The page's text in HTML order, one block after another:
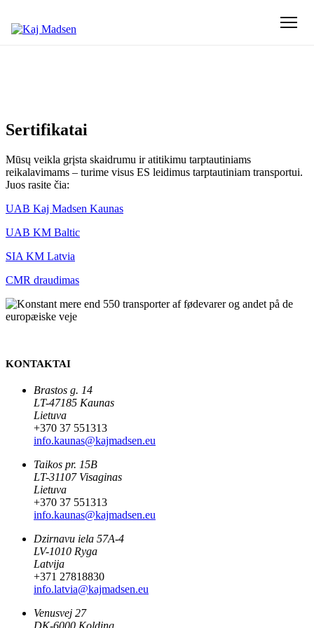
Sertifikatai
Mūsų veikla grįsta skaidrumu ir atitikimu tarptautiniams
reikalavimams – turime visus ES leidimus tarptautiniam transportui.
Juos rasite čia:
UAB Kaj Madsen Kaunas
UAB KM Baltic
SIA KM Latvia
CMR draudimas
KONTAKTAI
Brastos g. 14
LT-47185 Kaunas
Lietuva
+370 37 551313
info.kaunas@kajmadsen.eu
Taikos pr. 15B
LT-31107 Visaginas
Lietuva
+370 37 551313
info.kaunas@kajmadsen.eu
Dzirnavu iela 57A-4
LV-1010 Ryga
Latvija
+371 27818830
info.latvia@kajmadsen.eu
Venusvej 27
DK-6000 Kolding